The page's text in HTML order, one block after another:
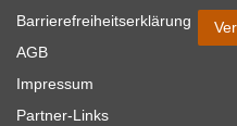
Barrierefreiheitserklärung
AGB
Impressum
Partner-Links